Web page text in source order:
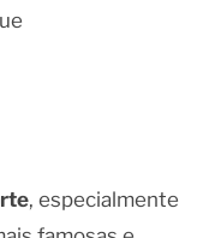
, especialmente